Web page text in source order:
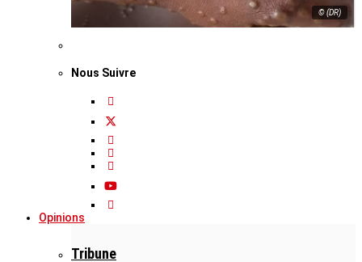
© (DR)
Nous Suivre
Opinions
Tribune